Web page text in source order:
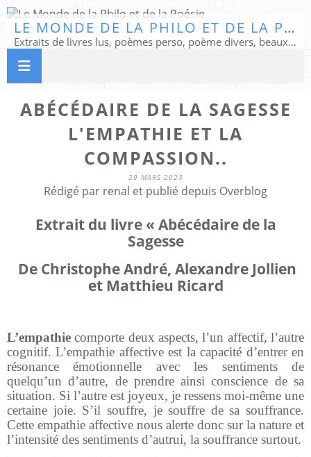
LE MONDE DE LA PHILO ET DE LA POÉSIE
Extraits de livres lus, poèmes perso, poème divers, beaux textes...
ABÉCÉDAIRE DE LA SAGESSE
L'EMPATHIE ET LA
COMPASSION..
29 MARS 2023
Rédigé par renal et publié depuis Overblog
Extrait du livre « Abécédaire de la
Sagesse
De Christophe André, Alexandre Jollien
et Matthieu Ricard
L’empathie comporte deux aspects, l’un affectif, l’autre
cognitif. L’empathie affective est la capacité d’entrer en
résonance émotionnelle avec les sentiments de
quelqu’un d’autre, de prendre ainsi conscience de sa
situation. Si l’autre est joyeux, je ressens moi-même une
certaine joie. S’il souffre, je souffre de sa souffrance.
Cette empathie affective nous alerte donc sur la nature et
l’intensité des sentiments d’autrui, la souffrance surtout.